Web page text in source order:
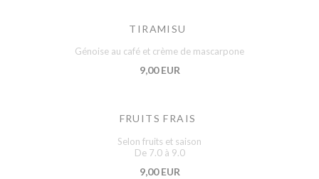
TIRAMISU
Génoise au café et crème de mascarpone
9,00 EUR
FRUITS FRAIS
Selon fruits et saison
De 7.0 à 9.0
9,00 EUR